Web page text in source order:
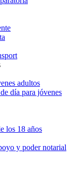
adultos
día para jóvenes
los 18 años
y poder notarial